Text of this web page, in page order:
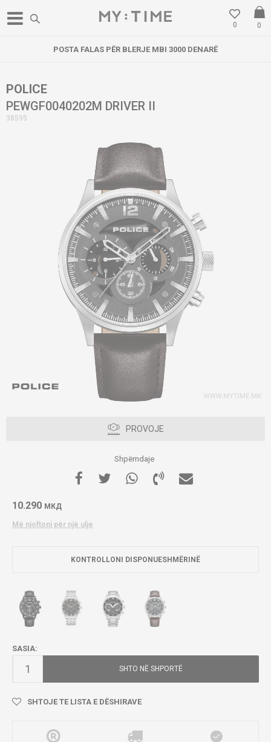
0
0
POSTA FALAS PËR BLERJE MBI 3000 DENARË
POLICE
PEWGF0040202M DRIVER II
38595
PROVOJE
Shpërndaje
10.290 МКД
Më njoftoni për një ulje
KONTROLLONI DISPONUESHMËRINË
SASIA:
SHTO NË SHPORTË
SHTOJE TE LISTA E DËSHIRAVE